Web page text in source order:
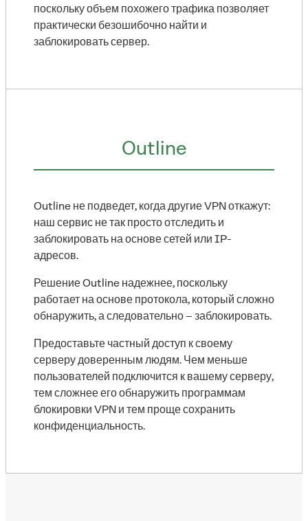
поскольку объем похожего трафика позволяет
практически безошибочно найти и
заблокировать сервер.
Outline
Outline не подведет, когда другие VPN откажут:
наш сервис не так просто отследить и
заблокировать на основе сетей или IP-
адресов.
Решение Outline надежнее, поскольку
работает на основе протокола, который сложно
обнаружить, а следовательно – заблокировать.
Предоставьте частный доступ к своему
серверу доверенным людям. Чем меньше
пользователей подключится к вашему серверу,
тем сложнее его обнаружить программам
блокировки VPN и тем проще сохранить
конфиденциальность.